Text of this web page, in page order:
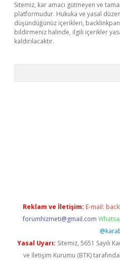
Sitemiz, kar amacı gütmeyen ve
platformudur. Hukuka ve yasal
düşündüğünüz içerikleri,
bildirmeniz halinde, ilgili içerikler
kaldırılacaktır.
Reklam ve İletişim: E-mail:
forumhizmeti@gmail.com
Yasal Uyarı: Sitemiz, 5651 Sayılı
ve İletişim Kurumu (BTK)